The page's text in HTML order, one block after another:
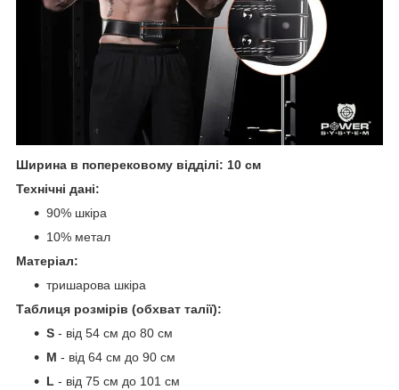
Ширина в поперековому відділі: 10 см
Технічні дані:
90% шкіра
10% метал
Матеріал:
тришарова шкіра
Таблиця розмірів (обхват талії):
S - від 54 см до 80 см
М - від 64 см до 90 см
L - від 75 см до 101 см